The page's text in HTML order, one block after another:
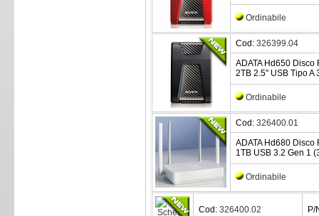
Ordinabile
Cod: 326399.04
ADATA Hd650 Disco
2TB 2.5" USB Tipo A
Ordinabile
Cod: 326400.01
ADATA Hd680 Disco
1TB USB 3.2 Gen 1
Ordinabile
Cod: 326400.02 P/